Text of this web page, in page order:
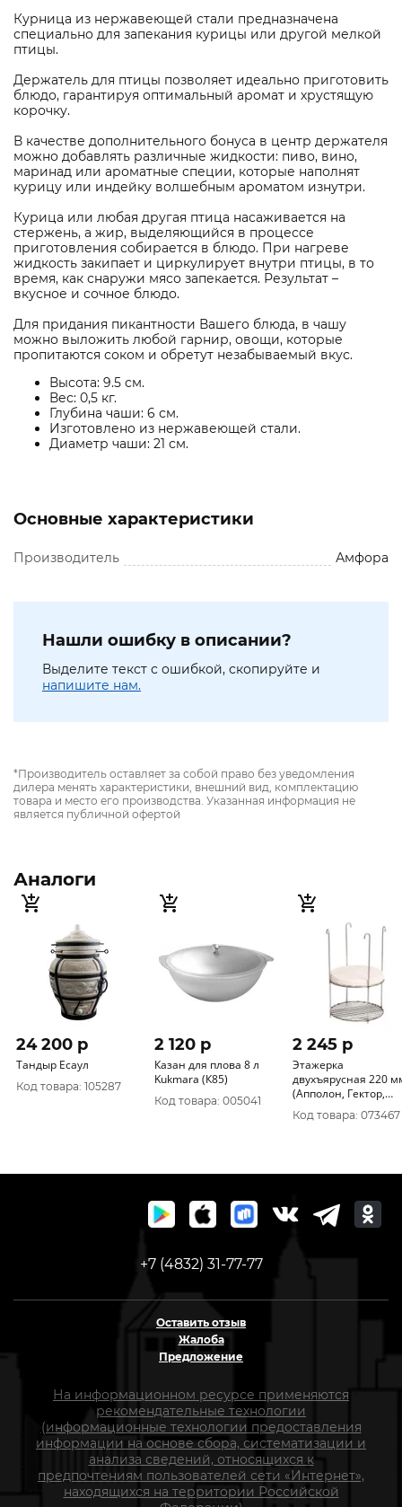
Курница из нержавеющей стали предназначена
специально для запекания курицы или другой мелкой
птицы.
Держатель для птицы позволяет идеально приготовить
блюдо, гарантируя оптимальный аромат и хрустящую
корочку.
В качестве дополнительного бонуса в центр держателя
можно добавлять различные жидкости: пиво, вино,
маринад или ароматные специи, которые наполнят
курицу или индейку волшебным ароматом изнутри.
Курица или любая другая птица насаживается на
стержень, а жир, выделяющийся в процессе
приготовления собирается в блюдо. При нагреве
жидкость закипает и циркулирует внутри птицы, в то
время, как снаружи мясо запекается. Результат –
вкусное и сочное блюдо.
Для придания пикантности Вашего блюда, в чашу
можно выложить любой гарнир, овощи, которые
пропитаются соком и обретут незабываемый вкус.
Высота: 9.5 см.
Вес: 0,5 кг.
Глубина чаши: 6 см.
Изготовлено из нержавеющей стали.
Диаметр чаши: 21 см.
Основные характеристики
Производитель Амфора
Нашли ошибку в описании?
Выделите текст с ошибкой, скопируйте и
напишите нам.
*Производитель оставляет за собой право без уведомления
дилера менять характеристики, внешний вид, комплектацию
товара и место его производства. Указанная информация не
является публичной офертой
Аналоги
24 200 p
Тандыр Есаул
Код товара: 105287
2 120 p
Казан для плова 8 л
Kukmara (К85)
Код товара: 005041
2 245 p
Этажерка
двухъярусная 220
(Апполон, Гектор,
Казачий, Степной )
Код товара: 073467
+7 (4832) 31-77-77
Оставить отзыв
Жалоба
Предложение
На информационном ресурсе применяются
рекомендательные технологии
(информационные технологии предоставления
информации на основе сбора, систематизации и
анализа сведений, относящихся к
предпочтениям пользователей сети «Интернет»,
находящихся на территории Российской